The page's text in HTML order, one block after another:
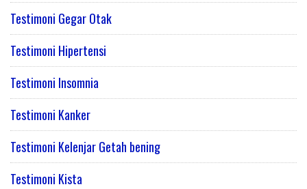
Testimoni Gegar Otak
Testimoni Hipertensi
Testimoni Insomnia
Testimoni Kanker
Testimoni Kelenjar Getah bening
Testimoni Kista